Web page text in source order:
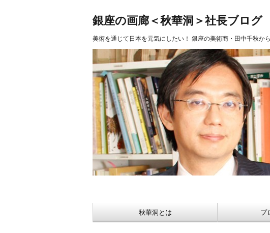
銀座の画廊＜秋華洞＞社長ブログ
美術を通じて日本を元気にしたい！ 銀座の美術商・田中千秋か
秋華洞とは プ